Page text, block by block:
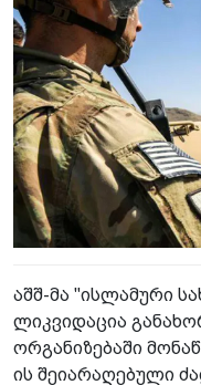
აშშ-მა "ისლამური
ლიკვიდაცია
ორგანიზებაში
ის შეიარაღებული